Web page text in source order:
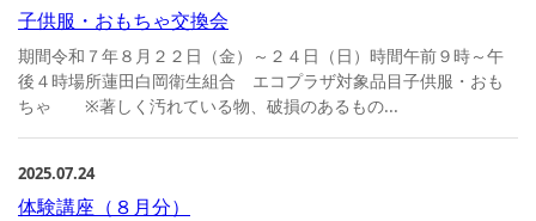
子供服・おもちゃ交換会
期間令和７年８月２２日（金）～２４日（日）時間午前９時～午
後４時場所蓮田白岡衛生組合 エコプラザ対象品目子供服・おも
ちゃ ※著しく汚れている物、破損のあるもの...
2025.07.24
体験講座（８月分）